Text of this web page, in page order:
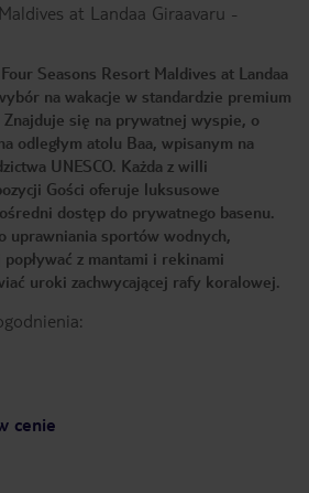
at Landaa Giraavaru -
Seasons Resort Maldives at Landaa
na wakacje w standardzie premium
Znajduje się na prywatnej wyspie, o
odległym atolu Baa, wpisanym na
UNESCO. Każda z willi
Gości oferuje luksusowe
dostęp do prywatnego basenu.
uprawniania sportów wodnych,
z mantami i rekinami
uroki zachwycającej rafy koralowej.
cenie